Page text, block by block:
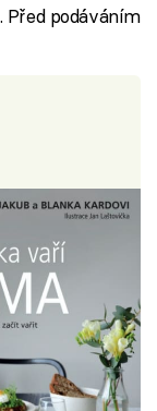
Před podáváním